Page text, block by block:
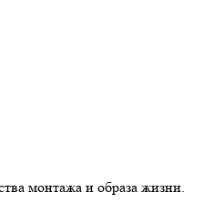
монтажа и образа жизни.